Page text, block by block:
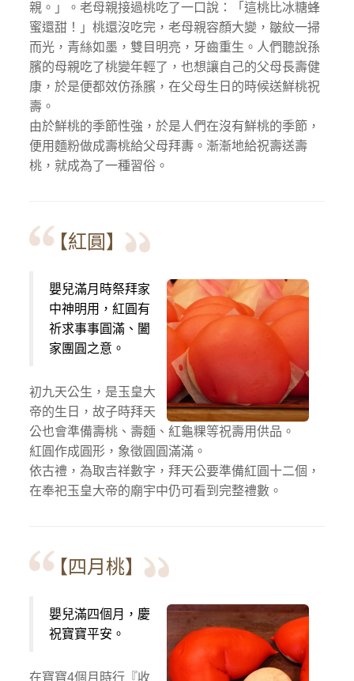
親。」。老母親接過桃吃了一口說：「這桃比冰糖蜂
蜜還甜！」桃還沒吃完，老母親容顏大變，皺紋一掃
而光，青絲如墨，雙目明亮，牙齒重生。人們聽說孫
臏的母親吃了桃變年輕了，也想讓自己的父母長壽健
康，於是便都效仿孫臏，在父母生日的時候送鮮桃祝
壽。
由於鮮桃的季節性強，於是人們在沒有鮮桃的季節，
便用麵粉做成壽桃給父母拜夀。漸漸地給祝壽送壽
桃，就成為了一種習俗。
【紅圓】
嬰兒滿月時祭拜家
中神明用，紅圓有
祈求事事圓滿、闔
家團圓之意。
初九天公生，是玉皇大
帝的生日，故子時拜天
公也會準備壽桃、壽麵、紅龜粿等祝壽用供品。
紅圓作成圓形，象徵圓圓滿滿。
依古禮，為取吉祥數字，拜天公要準備紅圓十二個，
在奉祀玉皇大帝的廟宇中仍可看到完整禮數。
【四月桃】
嬰兒滿四個月，慶
祝寶寶平安。
在寶寶4個月時行『收